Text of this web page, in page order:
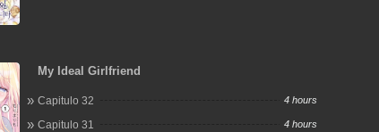
My Ideal Girlfriend
Capitulo 32 4 hours
Capitulo 31 4 hours